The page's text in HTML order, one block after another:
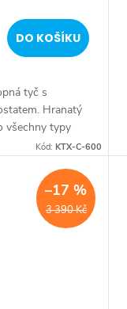
DO KOŠÍKU
tyč s
Hranatý
všechny typy
• Barva:
600 W...
Kód:KTX-C-600
3 390 Kč
–17 %